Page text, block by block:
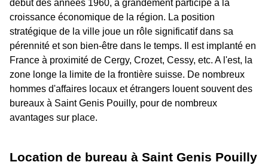
début des années 1960, a grandement participé à la
croissance économique de la région. La position
stratégique de la ville joue un rôle significatif dans sa
pérennité et son bien-être dans le temps. Il est implanté en
France à proximité de Cergy, Crozet, Cessy, etc. A l'est, la
zone longe la limite de la frontière suisse. De nombreux
hommes d'affaires locaux et étrangers louent souvent des
bureaux à Saint Genis Pouilly, pour de nombreux
avantages sur place.
Location de bureau à Saint Genis Pouilly